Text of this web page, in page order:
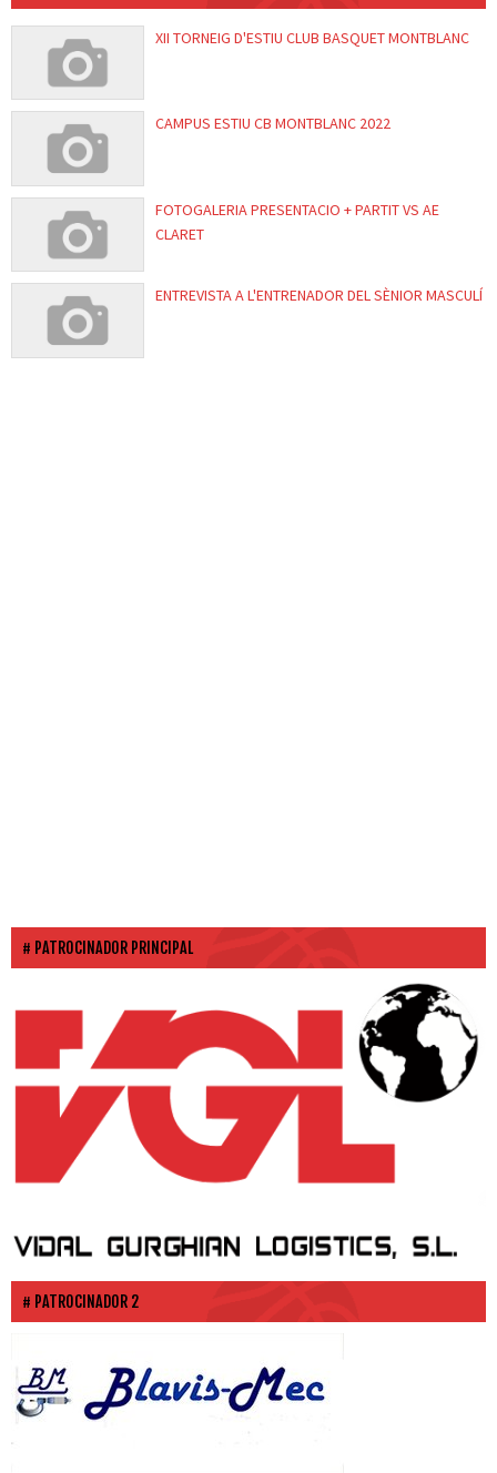
XII TORNEIG D'ESTIU CLUB BASQUET MONTBLANC
CAMPUS ESTIU CB MONTBLANC 2022
FOTOGALERIA PRESENTACIO + PARTIT VS AE
CLARET
ENTREVISTA A L'ENTRENADOR DEL SÈNIOR MASCULÍ
PATROCINADOR PRINCIPAL
PATROCINADOR 2